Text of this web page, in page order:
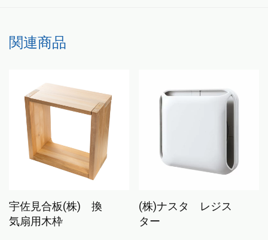
こちらもおすすめ…
宇佐見合板(株) 換
気扇用木枠
(株)ナスタ レジス
ター